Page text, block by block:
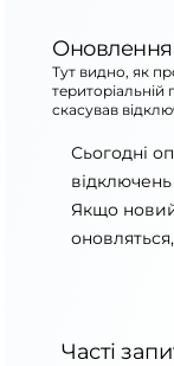
Оновлення
Тут видно, як
скасував
Сьогодні
Якщо
Часті